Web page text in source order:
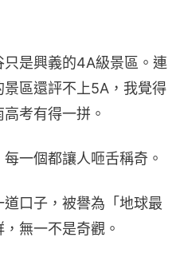
是興義的4A級景區。連
區還評不上5A，我覺得
考有得一拼。
一個都讓人咂舌稱奇。
口子，被譽為「地球最
無一不是奇觀。